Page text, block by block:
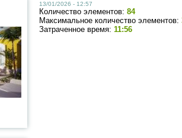
13/01/2026 - 12:57
Количество элементов: 84
Максимальное количество элементов:
Затраченное время: 11:56